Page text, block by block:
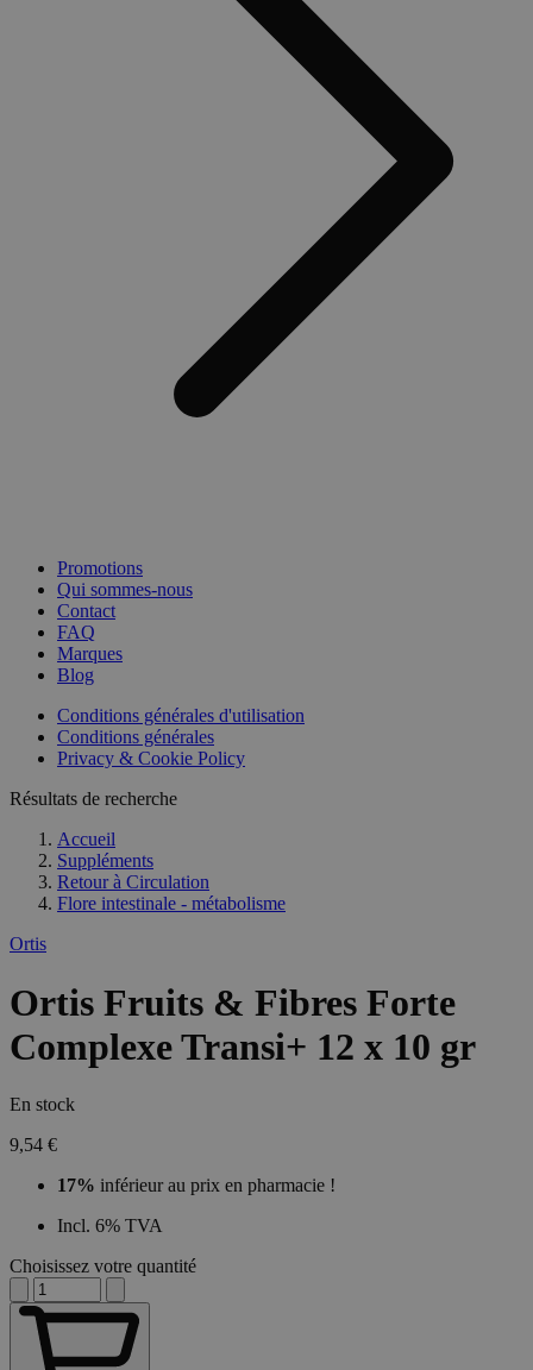
Promotions
Qui sommes-nous
Contact
FAQ
Marques
Blog
Conditions générales d'utilisation
Conditions générales
Privacy & Cookie Policy
Résultats de recherche
Accueil
Suppléments
Retour à Circulation
Flore intestinale - métabolisme
Ortis
Ortis Fruits & Fibres Forte
Complexe Transi+ 12 x 10 gr
En stock
9,54 €
17% inférieur au prix en pharmacie !
Incl. 6% TVA
Choisissez votre quantité